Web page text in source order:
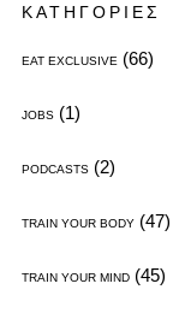
ΚΑΤΗΓΟΡΙΕΣ
EAT EXCLUSIVE (66)
JOBS(1)
PODCASTS(2)
TRAIN YOUR BODY(47)
TRAIN YOUR MIND(45)